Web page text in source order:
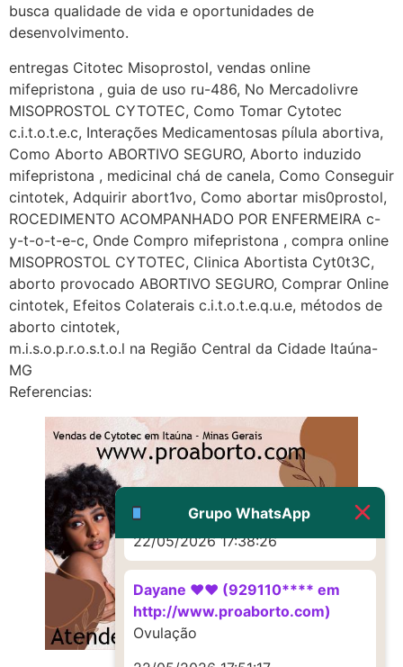
busca qualidade de vida e oportunidades de
desenvolvimento.
entregas Citotec Misoprostol, vendas online
mifepristona , guia de uso ru-486, No Mercadolivre
MISOPROSTOL CYTOTEC, Como Tomar Cytotec
c.i.t.o.t.e.c, Interações Medicamentosas pílula abortiva,
Como Aborto ABORTIVO SEGURO, Aborto induzido
mifepristona , medicinal chá de canela, Como Conseguir
cintotek, Adquirir abort1vo, Como abortar mis0prostol,
ROCEDIMENTO ACOMPANHADO POR ENFERMEIRA c-
y-t-o-t-e-c, Onde Compro mifepristona , compra online
MISOPROSTOL CYTOTEC, Clinica Abortista Cyt0t3C,
aborto provocado ABORTIVO SEGURO, Comprar Online
cintotek, Efeitos Colaterais c.i.t.o.t.e.q.u.e, métodos de
aborto cintotek,
m.i.s.o.p.r.o.s.t.o.l na Região Central da Cidade Itaúna-
MG
Referencias:
Grupo WhatsApp
22/05/2026 17:10:05
(879121**** em
http://www.proaborto.com)
Deve ser normal
22/05/2026 17:19:15
(879121**** em
http://www.proaborto.com)
Eu acho, não sei
22/05/2026 17:19:16
(879121**** em
Deve ser um corrimento normal
22/05/2026 17:19:47
G (1199866**** em
http://www.proaborto.com)
Muito obrigadaaaaa
22/05/2026 17:38:26
Dayane ♥️♥️ (929110**** em
http://www.proaborto.com)
Ovulação